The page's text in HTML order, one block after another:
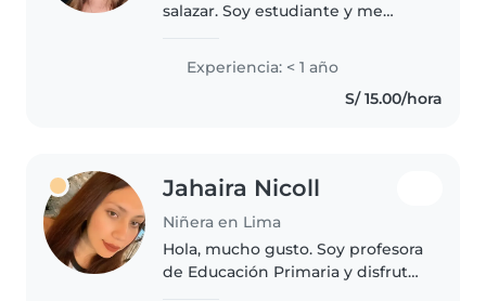
salazar. Soy estudiante y me
responsable, paciente y cariñosa.
Me gusta mucho pasar tiempo
con niños y tengo experiencia
Experiencia: < 1 año
S/ 15.00/hora
Jahaira Nicoll
Niñera en Lima
Hola, mucho gusto. Soy profesora
de Educación Primaria y disfruto